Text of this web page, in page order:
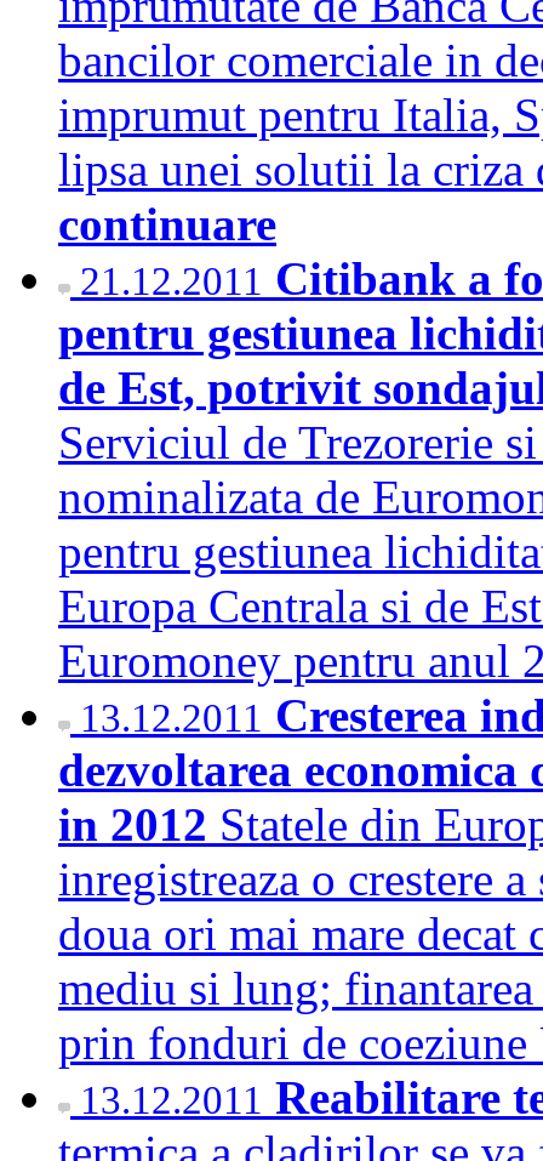
bancilor comerciale in
imprumut pentru Italia,
lipsa unei solutii la
continuare
21.12.2011 Citibank a
pentru gestiunea
de Est, potrivit
Serviciul de Trezorerie
nominalizata de
pentru gestiunea
Europa Centrala si de
Euromoney pentru
13.12.2011 Cresterea
dezvoltarea
in 2012 Statele din
inregistreaza o crestere
doua ori mai mare decat
mediu si lung;
prin fonduri de
13.12.2011 Reabilitare